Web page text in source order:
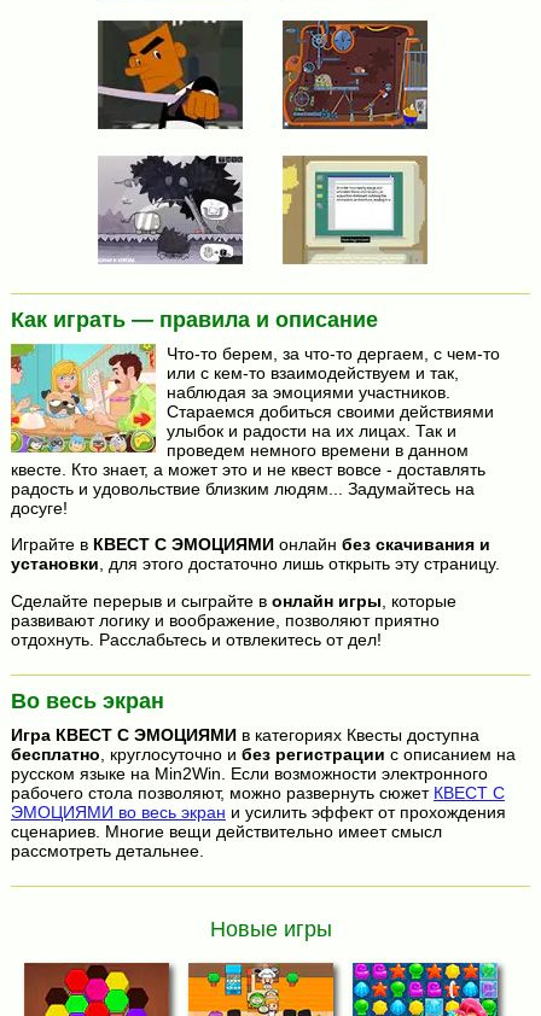
Как играть — правила и описание
Что-то берем, за что-то дергаем, с чем-то
или с кем-то взаимодействуем и так,
наблюдая за эмоциями участников.
Стараемся добиться своими действиями
улыбок и радости на их лицах. Так и
проведем немного времени в данном
квесте. Кто знает, а может это и не квест вовсе - доставлять
радость и удовольствие близким людям... Задумайтесь на
досуге!
Играйте в КВЕСТ С ЭМОЦИЯМИонлайн без скачивания и
установки , для этого достаточно лишь открыть эту страницу.
Сделайте перерыв и сыграйте в онлайн игры , которые
развивают логику и воображение, позволяют приятно
отдохнуть. Расслабьтесь и отвлекитесь от дел!
Во весь экран
Игра КВЕСТ С ЭМОЦИЯМИв категориях Квесты доступна
бесплатно , круглосуточно и без регистрации с описанием на
русском языке на Min2Win. Если возможности электронного
рабочего стола позволяют, можно развернуть сюжет КВЕСТ С
ЭМОЦИЯМИ во весь экран и усилить эффект от прохождения
сценариев. Многие вещи действительно имеет смысл
рассмотреть детальнее.
Новые игры